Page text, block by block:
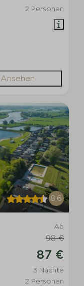
2 Personen
Ansehen
8,6
Ab
98 €
87 €
3 Nächte
2 Personen